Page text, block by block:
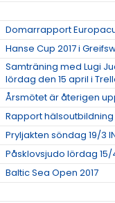
Domarrapport
Hanse Cup 2017 i
Samträning med Lugi
lördag den 15 april i
Årsmötet är återigen
Rapport hälsoutbildning
Pryljakten söndag 19/3
Påsklovsjudo lördag
Baltic Sea Open 2017